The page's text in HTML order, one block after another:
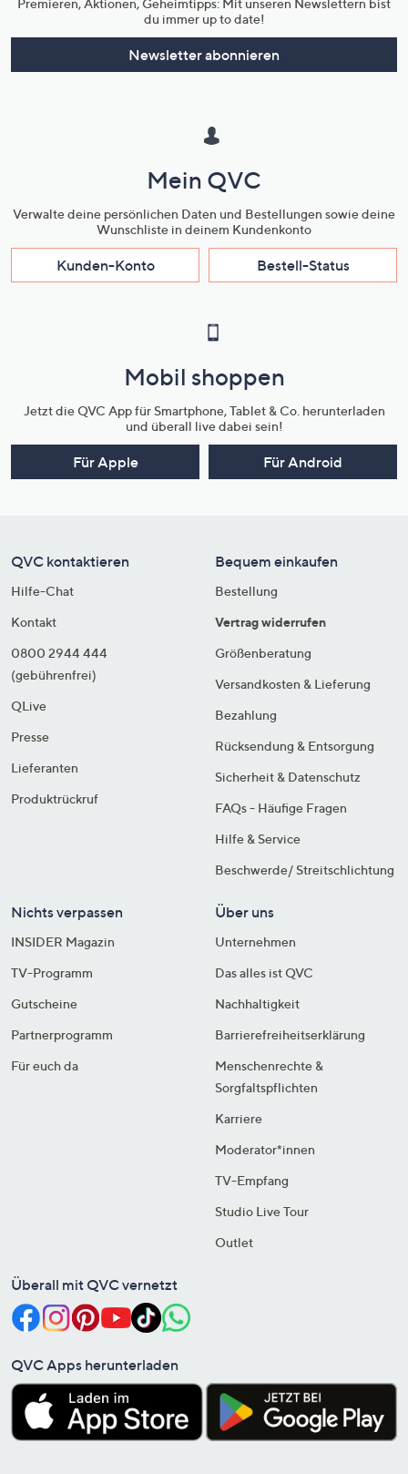
Premieren, Aktionen, Geheimtipps: Mit unseren Newslettern bist
du immer up to date!
Newsletter abonnieren
Mein QVC
Verwalte deine persönlichen Daten und Bestellungen sowie deine
Wunschliste in deinem Kundenkonto
Kunden-Konto Bestell-Status
Mobil shoppen
Jetzt die QVC App für Smartphone, Tablet & Co. herunterladen
und überall live dabei sein!
Für Apple Für Android
QVC kontaktieren
Hilfe-Chat
Kontakt
0800 2944 444
(gebührenfrei)
QLive
Presse
Lieferanten
Produktrückruf
Bequem einkaufen
Bestellung
Vertrag widerrufen
Größenberatung
Versandkosten & Lieferung
Bezahlung
Rücksendung & Entsorgung
Sicherheit & Datenschutz
FAQs - Häufige Fragen
Hilfe & Service
Beschwerde/ Streitschlichtung
Nichts verpassen
INSIDER Magazin
TV-Programm
Gutscheine
Partnerprogramm
Für euch da
Über uns
Unternehmen
Das alles ist QVC
Nachhaltigkeit
Barrierefreiheitserklärung
Menschenrechte &
Sorgfaltspflichten
Karriere
Moderator*innen
TV-Empfang
Studio Live Tour
Outlet
Überall mit QVC vernetzt
QVC Apps herunterladen